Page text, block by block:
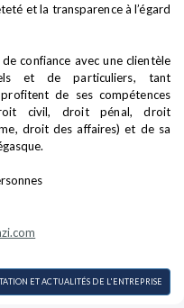
et la transparence à l’égard
confiance avec une clientèle
et de particuliers, tant
de ses compétences
civil, droit pénal, droit
droit des affaires) et de sa
ET ACTUALITÉS DE L'ENTREPRISE